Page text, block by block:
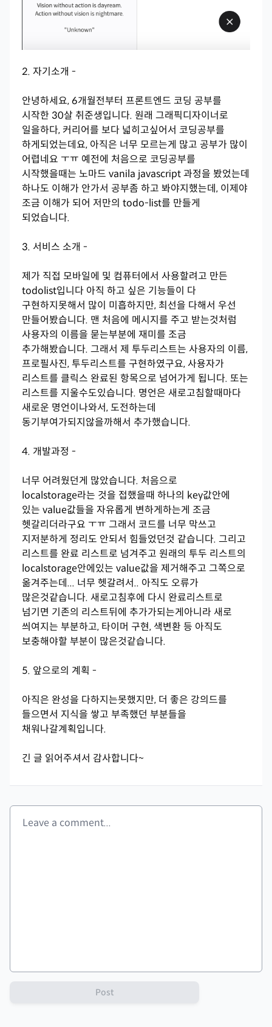
2. 자기소개 -
안녕하세요, 6개월전부터 프론트엔드 코딩 공부를
시작한 30살 취준생입니다. 원래 그래픽디자이너로
일을하다, 커리어를 보다 넓히고싶어서 코딩공부를
하게되었는데요, 아직은 너무 모르는게 많고 공부가 많이
어렵네요 ㅜㅠ 예전에 처음으로 코딩공부를
시작했을때는 노마드 vanila javascript 과정을 봤었는데
하나도 이해가 안가서 공부좀 하고 봐야지했는데, 이제야
조금 이해가 되어 저만의 todo-list를 만들게
되었습니다.
3. 서비스 소개 -
제가 직접 모바일에 및 컴퓨터에서 사용할려고 만든
todolist입니다 아직 하고 싶은 기능들이 다
구현하지못해서 많이 미흡하지만, 최선을 다해서 우선
만들어봤습니다. 맨 처음에 메시지를 주고 받는것처럼
사용자의 이름을 묻는부분에 재미를 조금
추가해봤습니다. 그래서 제 투두리스트는 사용자의 이름,
프로필사진, 투두리스트를 구현하였구요, 사용자가
리스트를 클릭스 완료된 항목으로 넘어가게 됩니다. 또는
리스트를 지울수도있습니다. 명언은 새로고침할때마다
새로운 명언이나와서, 도전하는데
동기부여가되지않을까해서 추가했습니다.
4. 개발과정 -
너무 어려웠던게 많았습니다. 처음으로
localstorage라는 것을 접했을때 하나의 key값안에
있는 value값들을 자유롭게 변하게하는게 조금
헷갈리더라구요 ㅜㅠ 그래서 코드를 너무 막쓰고
지저분하게 정리도 안되서 힘들었던것 같습니다. 그리고
리스트를 완료 리스트로 넘겨주고 원래의 투두 리스트의
localstorage안에있는 value값을 제거해주고 그쪽으로
옮겨주는데... 너무 헷갈려서.. 아직도 오류가
많은것같습니다. 새로고침후에 다시 완료리스트로
넘기면 기존의 리스트뒤에 추가가되는게아니라 새로
씌여지는 부분하고, 타이머 구현, 색변환 등 아직도
보충해야할 부분이 많은것같습니다.
5. 앞으로의 계획 -
아직은 완성을 다하지는못했지만, 더 좋은 강의드를
들으면서 지식을 쌓고 부족했던 부분들을
채워나갈계획입니다.
긴 글 읽어주셔서 감사합니다~
Post